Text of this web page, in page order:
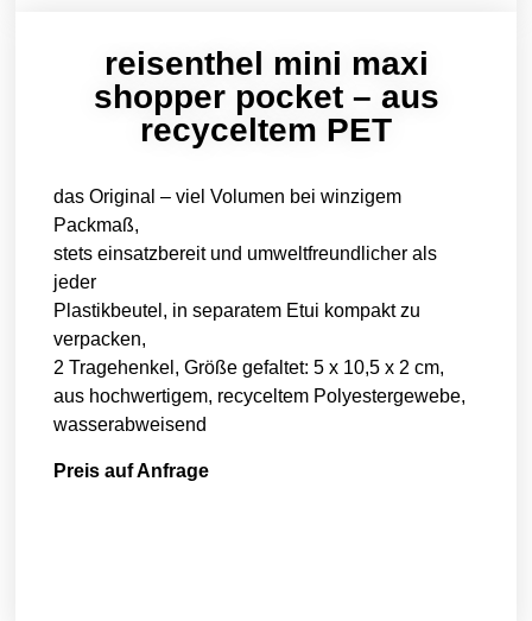
reisenthel mini maxi
shopper pocket – aus
recyceltem PET
das Original – viel Volumen bei winzigem
Packmaß,
stets einsatzbereit und umweltfreundlicher als
jeder
Plastikbeutel, in separatem Etui kompakt zu
verpacken,
2 Tragehenkel, Größe gefaltet: 5 x 10,5 x 2 cm,
aus hochwertigem, recyceltem Polyestergewebe,
wasserabweisend
Preis auf Anfrage